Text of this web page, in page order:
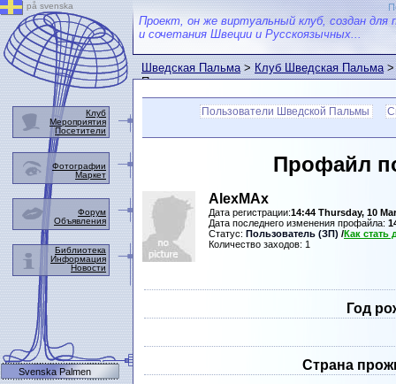
Проект, он же виртуальный клуб, создан для
и сочетания Швеции и Русскоязычных...
Шведская Пальма>Клуб Шведская Пальма>
Пальмы
Пользователи Шведской Пальмы
Профайл
AlexMAx
Дата регистрации:14:44 Thursday, 10
Дата последнего изменения профайла:
Статус: Пользователь (ЗП) /Как
Количество заходов: 1
Год
Страна
på svenska
Клуб
Мероприятия
Посетители
Фотографии
Маркет
Форум
Объявления
Библиотека
Информация
Новости
Svenska Palmen